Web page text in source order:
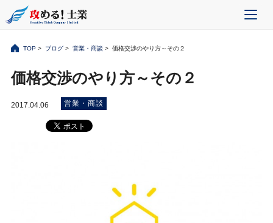
TOP> ブログ> 営業・商談 > 価格交渉のやり方～その２
価格交渉のやり方～その２
2017.04.06 営業・商談